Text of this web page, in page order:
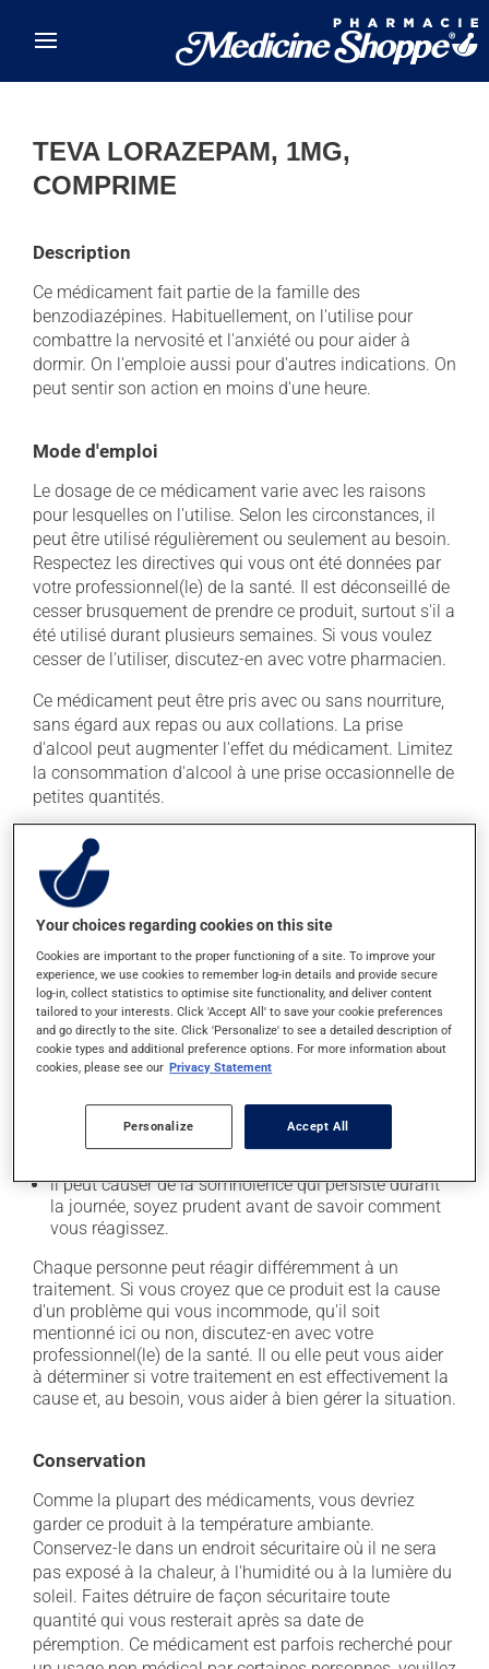
TEVA LORAZEPAM, 1MG,
COMPRIME
Description
Ce médicament fait partie de la famille des
benzodiazépines. Habituellement, on l'utilise pour
combattre la nervosité et l'anxiété ou pour aider à
dormir. On l'emploie aussi pour d'autres indications. On
peut sentir son action en moins d'une heure.
Mode d'emploi
Le dosage de ce médicament varie avec les raisons
pour lesquelles on l'utilise. Selon les circonstances, il
peut être utilisé régulièrement ou seulement au besoin.
Respectez les directives qui vous ont été données par
votre professionnel(le) de la santé. Il est déconseillé de
cesser brusquement de prendre ce produit, surtout s'il a
été utilisé durant plusieurs semaines. Si vous voulez
cesser de l'utiliser, discutez-en avec votre pharmacien.
Ce médicament peut être pris avec ou sans nourriture,
sans égard aux repas ou aux collations. La prise
d'alcool peut augmenter l'effet du médicament. Limitez
la consommation d'alcool à une prise occasionnelle de
petites quantités.
Effets indésirables
En plus de ses effets recherchés, ce produit peut à
l'occasion entraîner certains effets indésirables (effets
secondaires), notamment :
il peut provoquer des pertes de mémoire;
il peut causer des maux de tête;
il peut entraîner de la confusion;
il peut causer des étourdissements - levez-vous
lentement et soyez prudent avant de prendre le
il peut entraîner de la faiblesse;
il peut causer de la somnolence qui persiste durant
la journée, soyez prudent avant de savoir comment
vous réagissez.
Chaque personne peut réagir différemment à un
traitement. Si vous croyez que ce produit est la cause
d'un problème qui vous incommode, qu'il soit
mentionné ici ou non, discutez-en avec votre
professionnel(le) de la santé. Il ou elle peut vous aider
à déterminer si votre traitement en est effectivement la
cause et, au besoin, vous aider à bien gérer la situation.
Conservation
Comme la plupart des médicaments, vous devriez
garder ce produit à la température ambiante.
Conservez-le dans un endroit sécuritaire où il ne sera
pas exposé à la chaleur, à l'humidité ou à la lumière du
soleil. Faites détruire de façon sécuritaire toute
quantité qui vous resterait après sa date de
péremption. Ce médicament est parfois recherché pour
Your choices regarding cookies on this site
Cookies are important to the proper functioning of a site. To improve your
experience, we use cookies to remember log-in details and provide secure
log-in, collect statistics to optimise site functionality, and deliver content
tailored to your interests. Click 'Accept All' to save your cookie preferences
and go directly to the site. Click 'Personalize' to see a detailed description of
cookie types and additional preference options. For more information about
cookies, please see our Privacy Statement
Personalize Accept All